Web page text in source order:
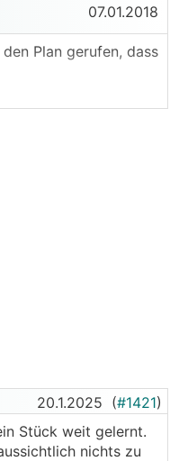
07.01.2018
Plan gerufen, dass
also eher
20.1.2025 (#1421)
Stück weit gelernt.
nichts zu